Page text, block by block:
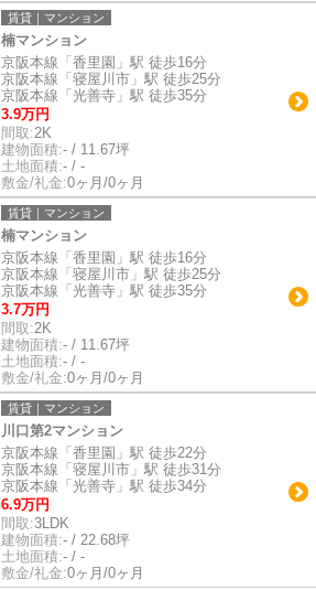
賃貸｜マンション
楠マンション
京阪本線「香里園」駅 徒歩16分
京阪本線「寝屋川市」駅 徒歩25分
京阪本線「光善寺」駅 徒歩35分
3.9万円
間取:2K
建物面積:- / 11.67坪
土地面積:- / -
敷金/礼金:0ヶ月/0ヶ月
賃貸｜マンション
楠マンション
京阪本線「香里園」駅 徒歩16分
京阪本線「寝屋川市」駅 徒歩25分
京阪本線「光善寺」駅 徒歩35分
3.7万円
間取:2K
建物面積:- / 11.67坪
土地面積:- / -
敷金/礼金:0ヶ月/0ヶ月
賃貸｜マンション
川口第2マンション
京阪本線「香里園」駅 徒歩22分
京阪本線「寝屋川市」駅 徒歩31分
京阪本線「光善寺」駅 徒歩34分
6.9万円
間取:3LDK
建物面積:- / 22.68坪
土地面積:- / -
敷金/礼金:0ヶ月/0ヶ月